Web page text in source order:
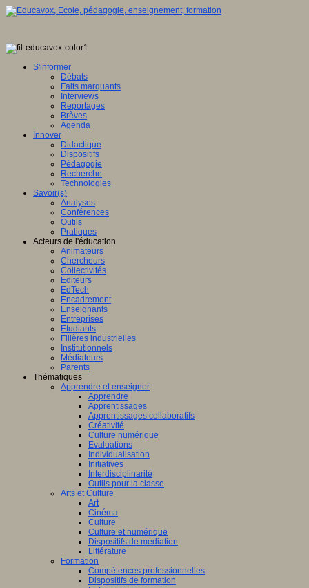
S'informer
Débats
Faits marquants
Interviews
Reportages
Brèves
Agenda
Innover
Didactique
Dispositifs
Pédagogie
Recherche
Technologies
Savoir(s)
Analyses
Conférences
Outils
Pratiques
Acteurs de l'éducation
Animateurs
Chercheurs
Collectivités
Editeurs
EdTech
Encadrement
Enseignants
Entreprises
Etudiants
Filières industrielles
Institutionnels
Médiateurs
Parents
Thématiques
Apprendre et enseigner
Apprendre
Apprentissages
Apprentissages collaboratifs
Créativité
Culture numérique
Evaluations
Individualisation
Initiatives
Interdisciplinarité
Outils pour la classe
Arts et Culture
Art
Cinéma
Culture
Culture et numérique
Dispositifs de médiation
Littérature
Formation
Compétences professionnelles
Dispositifs de formation